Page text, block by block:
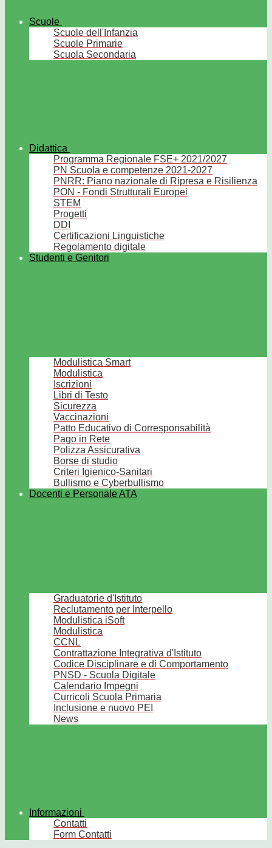
Scuole
Scuole dell'Infanzia
Scuole Primarie
Scuola Secondaria
Didattica
Programma Regionale FSE+ 2021/2027
PN Scuola e competenze 2021-2027
PNRR: Piano nazionale di Ripresa e Risilienza
PON - Fondi Strutturali Europei
STEM
Progetti
DDI
Certificazioni Linguistiche
Regolamento digitale
Studenti e Genitori
Modulistica Smart
Modulistica
Iscrizioni
Libri di Testo
Sicurezza
Vaccinazioni
Patto Educativo di Corresponsabilità
Pago in Rete
Polizza Assicurativa
Borse di studio
Criteri Igienico-Sanitari
Bullismo e Cyberbullismo
Docenti e Personale ATA
Graduatorie d'Istituto
Reclutamento per Interpello
Modulistica iSoft
Modulistica
CCNL
Contrattazione Integrativa d'Istituto
Codice Disciplinare e di Comportamento
PNSD - Scuola Digitale
Calendario Impegni
Curricoli Scuola Primaria
Inclusione e nuovo PEI
News
Informazioni
Contatti
Form Contatti